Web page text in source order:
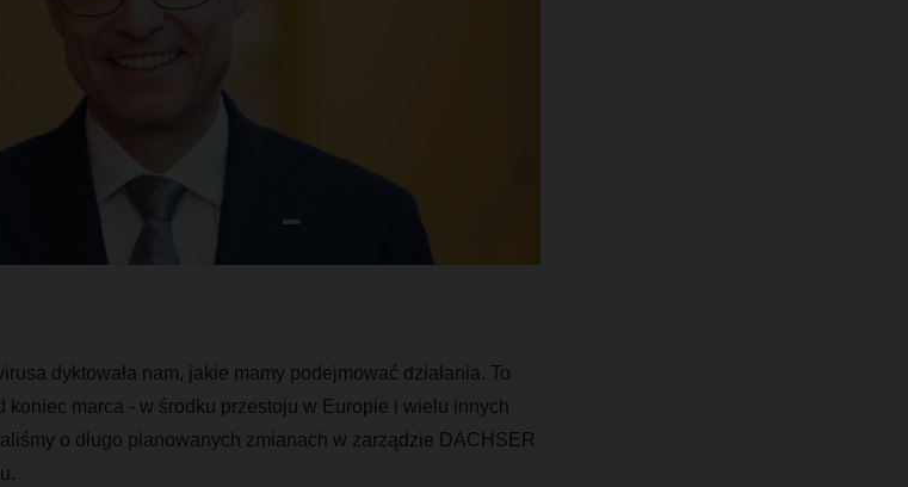
dyktowała nam, jakie mamy podejmować działania. To
koniec marca - w środku przestoju w Europie i wielu innych
o długo planowanych zmianach w zarządzie DACHSER